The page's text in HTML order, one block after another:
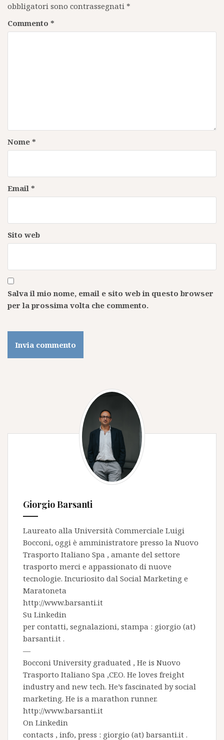
obbligatori sono contrassegnati *
Commento *
Nome *
Email *
Sito web
Salva il mio nome, email e sito web in questo browser
per la prossima volta che commento.
Giorgio Barsanti
Laureato alla Università Commerciale Luigi
Bocconi, oggi è amministratore presso la Nuovo
Trasporto Italiano Spa , amante del settore
trasporto merci e appassionato di nuove
tecnologie. Incuriosito dal Social Marketing e
Maratoneta
http://www.barsanti.it
Su Linkedin
per contatti, segnalazioni, stampa : giorgio (at)
barsanti.it .
—
Bocconi University graduated , He is Nuovo
Trasporto Italiano Spa ,CEO. He loves freight
industry and new tech. He’s fascinated by social
marketing. He is a marathon runner.
http://www.barsanti.it
On Linkedin
contacts , info, press : giorgio (at) barsanti.it .